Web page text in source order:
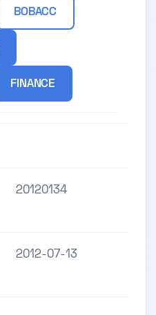
BOBACC
FINANCE
20120134
2012-07-13